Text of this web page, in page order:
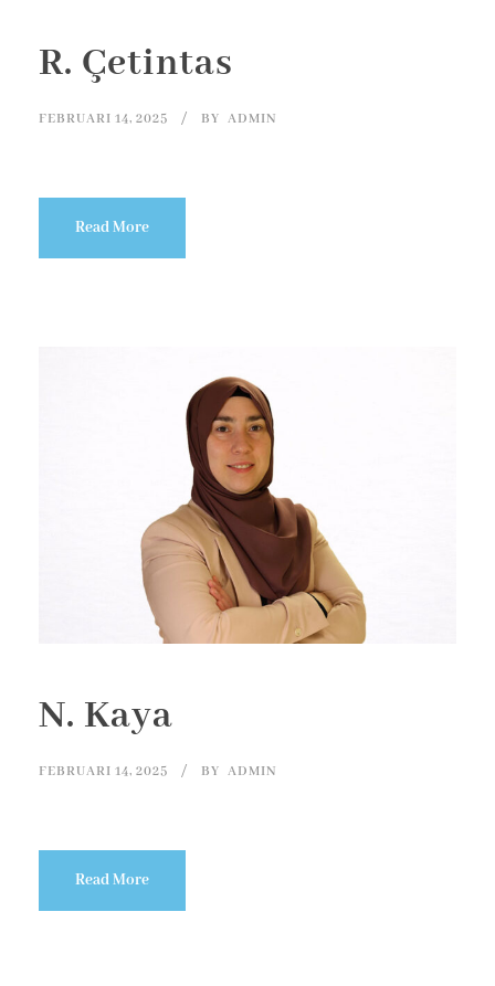
R. Çetintas
FEBRUARI 14, 2025 BY ADMIN
Read More
N. Kaya
FEBRUARI 14, 2025 BY ADMIN
Read More